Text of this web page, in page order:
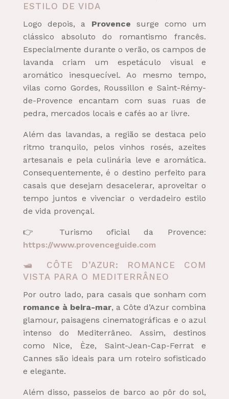
ESTILO DE VIDA
Logo depois, a Provence surge como um
clássico absoluto do romantismo francês.
Especialmente durante o verão, os campos de
lavanda criam um espetáculo visual e
aromático inesquecível. Ao mesmo tempo,
vilas como Gordes, Roussillon e Saint-Rémy-
de-Provence encantam com suas ruas de
pedra, mercados locais e cafés ao ar livre.
Além das lavandas, a região se destaca pelo
ritmo tranquilo, pelos vinhos rosés, azeites
artesanais e pela culinária leve e aromática.
Consequentemente, é o destino perfeito para
casais que desejam desacelerar, aproveitar o
tempo juntos e vivenciar o verdadeiro estilo
de vida provençal.
👉 Turismo oficial da Provence:
https://www.provenceguide.com
🛥️ CÔTE D’AZUR: ROMANCE COM
VISTA PARA O MEDITERRÂNEO
Por outro lado, para casais que sonham com
romance à beira-mar, a Côte d’Azur combina
glamour, paisagens cinematográficas e o azul
intenso do Mediterrâneo. Assim, destinos
como Nice, Èze, Saint-Jean-Cap-Ferrat e
Cannes são ideais para um roteiro sofisticado
e elegante.
Além disso, passeios de barco ao pôr do sol,